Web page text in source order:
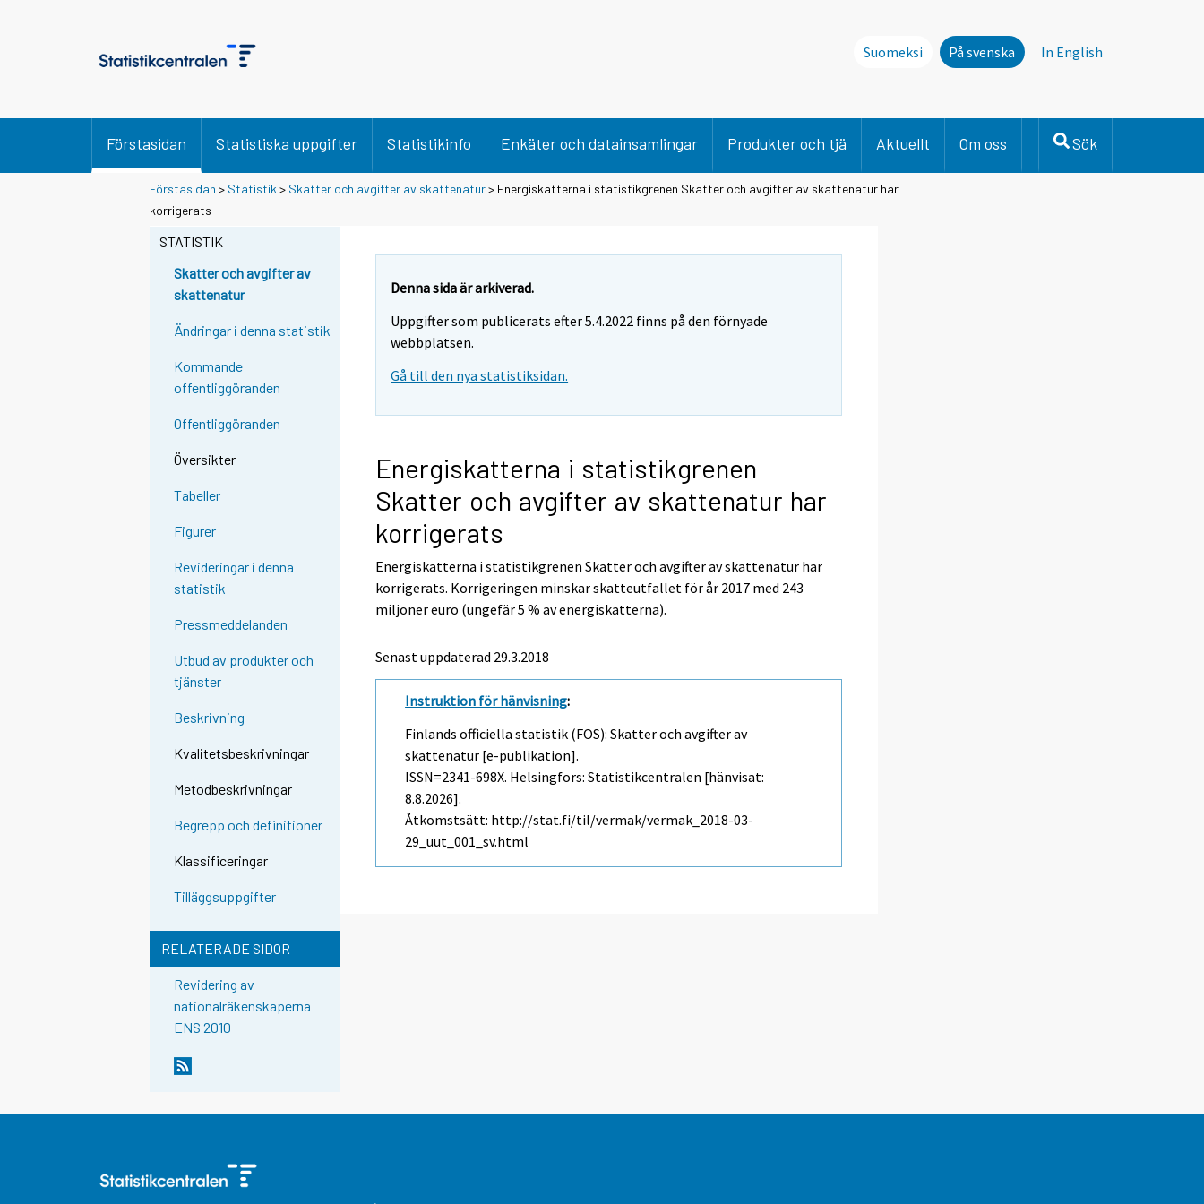
Suomeksi På svenska In English
Förstasidan Statistiska uppgifter Statistikinfo Enkäter och datainsamlingar Produkter och tjä Aktuellt Om oss Sök
Förstasidan > Statistik > Skatter och avgifter av skattenatur> Energiskatterna i statistikgrenen Skatter och avgifter av skattenatur har
korrigerats
STATISTIK
Skatter och avgifter av
skattenatur
Ändringar i denna statistik
Kommande
offentliggöranden
Offentliggöranden
Översikter
Tabeller
Figurer
Revideringar i denna
statistik
Pressmeddelanden
Utbud av produkter och
tjänster
Beskrivning
Kvalitetsbeskrivningar
Metodbeskrivningar
Begrepp och definitioner
Klassificeringar
Tilläggsuppgifter
RELATERADE SIDOR
Revidering av
nationalräkenskaperna
ENS 2010
Denna sida är arkiverad.
Uppgifter som publicerats efter 5.4.2022 finns på den förnyade
webbplatsen.
Gå till den nya statistiksidan.
Energiskatterna i statistikgrenen
Skatter och avgifter av skattenatur har
korrigerats
Energiskatterna i statistikgrenen Skatter och avgifter av skattenatur har
korrigerats. Korrigeringen minskar skatteutfallet för år 2017 med 243
miljoner euro (ungefär 5 % av energiskatterna).
Senast uppdaterad 29.3.2018
Instruktion för hänvisning:
Finlands officiella statistik (FOS): Skatter och avgifter av
skattenatur [e-publikation].
ISSN=2341-698X. Helsingfors: Statistikcentralen [hänvisat:
8.8.2026].
Åtkomstsätt: http://stat.fi/til/vermak/vermak_2018-03-
29_uut_001_sv.html